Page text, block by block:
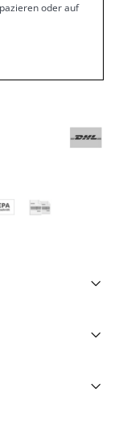
oder auf